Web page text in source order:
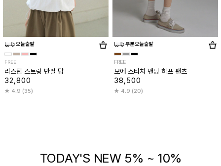
FREE
리스틴 스트링 반팔 탑
32,800
4.9 (35)
FREE
모에 스티치 밴딩 하프 팬츠
38,500
4.9 (20)
TODAY'S NEW 5% ~ 10%